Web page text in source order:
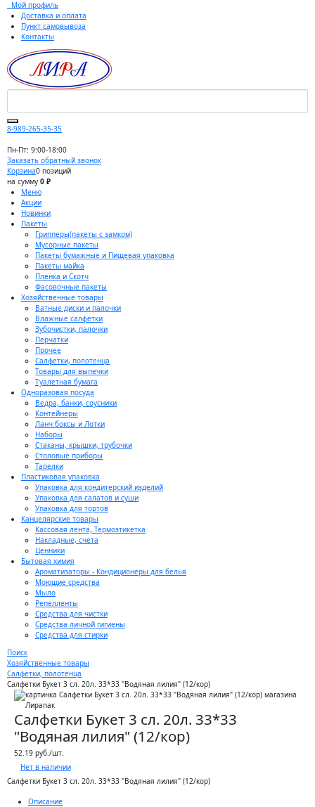
Мой профиль
Доставка и оплата
Пункт самовывоза
Контакты
8-989-265-35-35
Пн-Пт: 9:00-18:00
Заказать обратный звонок
Корзина0 позиций
на сумму 0 ₽
Меню
Акции
Новинки
Пакеты
Грипперы(пакеты с замком)
Мусорные пакеты
Пакеты бумажные и Пищевая упаковка
Пакеты майка
Пленка и Скотч
Фасовочные пакеты
Хозяйственные товары
Ватные диски и палочки
Влажные салфетки
Зубочистки, палочки
Перчатки
Прочее
Салфетки, полотенца
Товары для выпечки
Туалетная бумага
Одноразовая посуда
Ведра, банки, соусники
Контейнеры
Ланч боксы и Лотки
Наборы
Стаканы, крышки, трубочки
Столовые приборы
Тарелки
Пластиковая упаковка
Упаковка для кондитерский изделий
Упаковка для салатов и суши
Упаковка для тортов
Канцелярские товары
Кассовая лента, Термоэтикетка
Накладные, счета
Ценники
Бытовая химия
Ароматизаторы - Кондиционеры для белья
Моющие средства
Мыло
Репелленты
Средства для чистки
Средства личной гигиены
Средства для стирки
Поиск
Хозяйственные товары
Салфетки, полотенца
Салфетки Букет 3 сл. 20л. 33*33 "Водяная лилия" (12/кор)
Салфетки Букет 3 сл. 20л. 33*33
"Водяная лилия" (12/кор)
52.19 руб./шт.
Нет в наличии
Салфетки Букет 3 сл. 20л. 33*33 "Водяная лилия" (12/кор)
Описание